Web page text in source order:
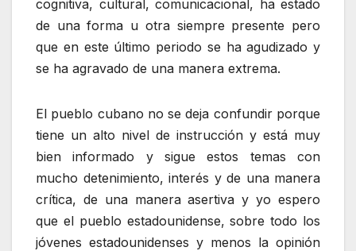
cognitiva, cultural, comunicacional, ha estado
de una forma u otra siempre presente pero
que en este último periodo se ha agudizado y
se ha agravado de una manera extrema.
El pueblo cubano no se deja confundir porque
tiene un alto nivel de instrucción y está muy
bien informado y sigue estos temas con
mucho detenimiento, interés y de una manera
crítica, de una manera asertiva y yo espero
que el pueblo estadounidense, sobre todo los
jóvenes estadounidenses y menos la opinión